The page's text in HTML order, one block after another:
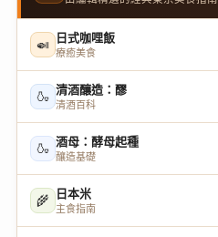
🍛 日式咖哩飯
療癒美食
🍶 清酒釀造：醪
清酒百科
🍶 酒母：酵母起種
釀造基礎
🌾 日本米
主食指南